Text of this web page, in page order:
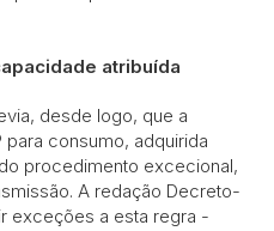
atribuída
desde logo, que a
para consumo, adquirida
procedimento excecional,
A redação Decreto-
exceções a esta regra -